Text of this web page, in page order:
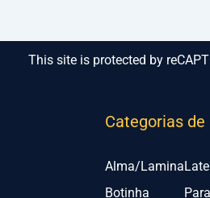
This site is protected by
Categorias
Alma/Lamina
Botinha